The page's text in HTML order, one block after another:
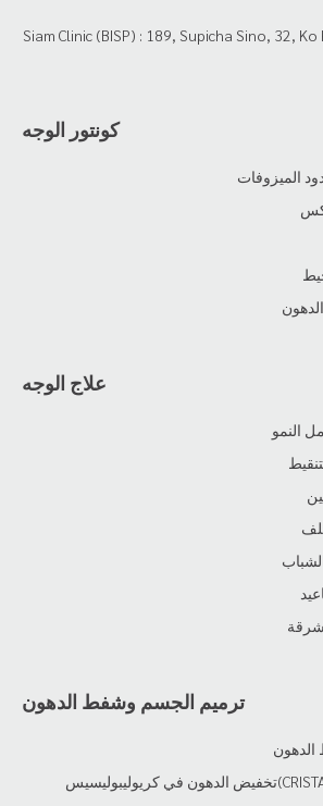
Siam Clinic (BISP) : 189, Supicha Sino, 32,
كونتور الوجه
علاج الوجه
ترميم الجسم وشفط الدهون